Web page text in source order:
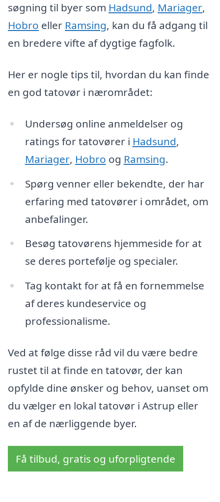
søgning til byer som Hadsund, Mariager,
Hobro eller Ramsing, kan du få adgang til
en bredere vifte af dygtige fagfolk.
Her er nogle tips til, hvordan du kan finde
en god tatovør i nærområdet:
Undersøg online anmeldelser og
ratings for tatovører i Hadsund,
Mariager, Hobro og Ramsing.
Spørg venner eller bekendte, der har
erfaring med tatovører i området, om
anbefalinger.
Besøg tatovørens hjemmeside for at
se deres portefølje og specialer.
Tag kontakt for at få en fornemmelse
af deres kundeservice og
professionalisme.
Ved at følge disse råd vil du være bedre
rustet til at finde en tatovør, der kan
opfylde dine ønsker og behov, uanset om
du vælger en lokal tatovør i Astrup eller
en af de nærliggende byer.
Få tilbud, gratis og uforpligtende